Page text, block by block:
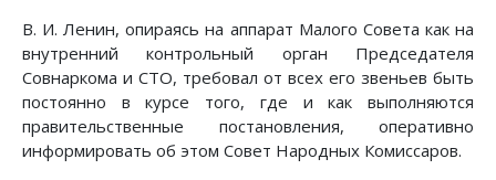
В. И. Ленин, опираясь на аппарат Малого Совета как на
внутренний контрольный орган Председателя
Совнаркома и СТО, требовал от всех его звеньев быть
постоянно в курсе того, где и как выполняются
правительственные постановления, оперативно
информировать об этом Совет Народных Комиссаров.